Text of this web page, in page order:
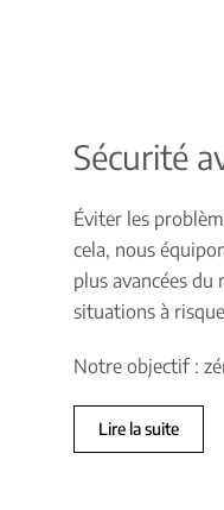
Sécurité
Éviter les
cela, nous
plus avancées
situations à
Notre objectif :
Lire la suite